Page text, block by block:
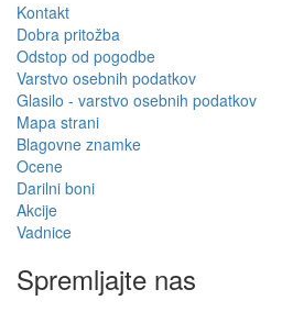
Kontakt
Dobra pritožba
Odstop od pogodbe
Varstvo osebnih podatkov
Glasilo - varstvo osebnih podatkov
Mapa strani
Blagovne znamke
Ocene
Darilni boni
Akcije
Vadnice
Spremljajte nas